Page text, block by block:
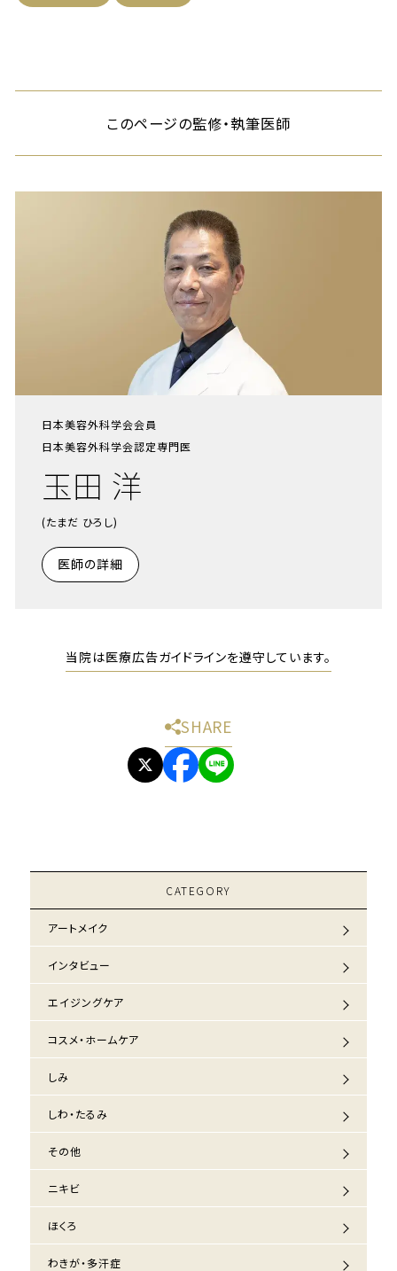
このページの監修・執筆医師
日本美容外科学会会員
日本美容外科学会認定専門医
玉田 洋
(たまだ ひろし)
医師の詳細
当院は医療広告ガイドラインを遵守しています。
SHARE
CATEGORY
アートメイク
インタビュー
エイジングケア
コスメ・ホームケア
しみ
しわ・たるみ
その他
ニキビ
ほくろ
わきが・多汗症